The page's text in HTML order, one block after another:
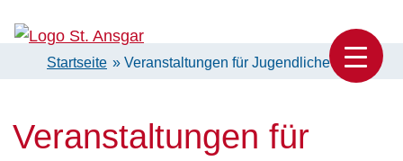
Skip
content
Katholische Pfarrei St. Ansgar Hamburg
Startseite » Veranstaltungen für Jugendliche
Veranstaltungen für